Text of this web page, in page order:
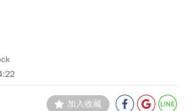
加入收藏